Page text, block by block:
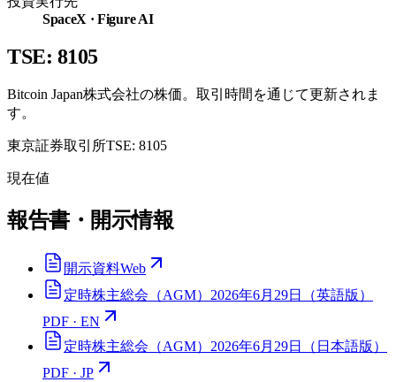
SpaceX · Figure AI
TSE: 8105
Bitcoin Japan株式会社の株価。取引時間を通じて更新されま
す。
東京証券取引所TSE: 8105
現在値
報告書・開示情報
開示資料Web
定時株主総会（AGM）2026年6月29日（英語版）
PDF · EN
定時株主総会（AGM）2026年6月29日（日本語版）
PDF · JP